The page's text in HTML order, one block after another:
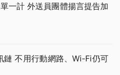
一計 外送員團體揚言提告加
鏈 不用行動網路、Wi-Fi仍可